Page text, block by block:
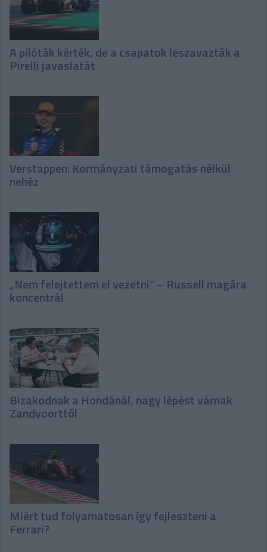
A pilóták kérték, de a csapatok leszavazták a
Pirelli javaslatát
Verstappen: Kormányzati támogatás nélkül
nehéz
„Nem felejtettem el vezetni” – Russell magára
koncentrál
Bizakodnak a Hondánál, nagy lépést várnak
Zandvoorttól
Miért tud folyamatosan így fejleszteni a
Ferrari?